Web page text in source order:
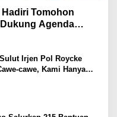
Tomohon
Agenda
Irjen Pol Roycke
cawe, Kami Hanya
Undang